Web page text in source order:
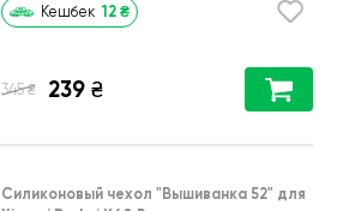
Кешбек 12 ₴
345 ₴ 239 ₴
Силиконовый чехол "Вышиванка 52" для